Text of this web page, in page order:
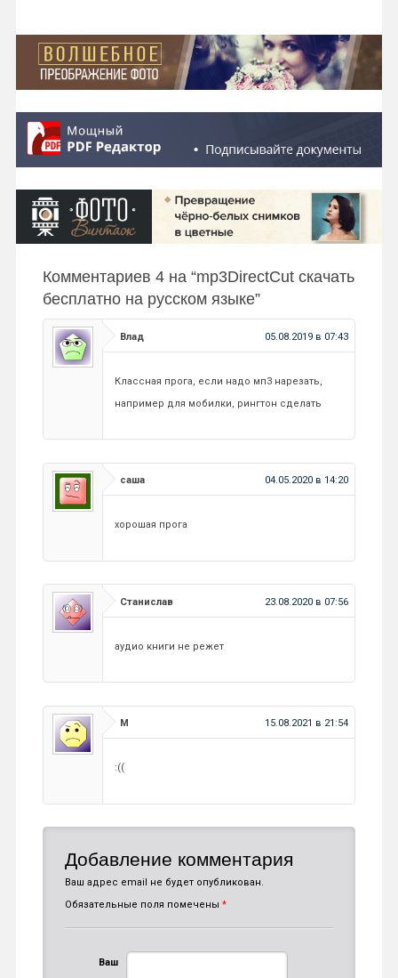
Комментариев 4 на “mp3DirectCut скачать
бесплатно на русском языке”
Влад 05.08.2019 в 07:43
Классная прога, если надо мп3 нарезать,
например для мобилки, рингтон сделать
саша 04.05.2020 в 14:20
хорошая прога
Станислав 23.08.2020 в 07:56
аудио книги не режет
М 15.08.2021 в 21:54
:((
Добавление комментария
Ваш адрес email не будет опубликован.
Обязательные поля помечены *
Ваш